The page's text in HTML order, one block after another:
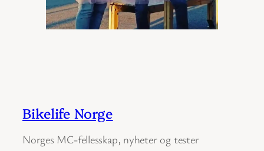
Bikelife Norge
Norges MC-fellesskap, nyheter og tester